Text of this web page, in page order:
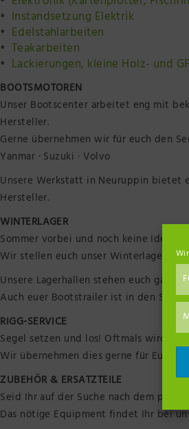
Instandsetzung Elektrik
Edelstahlarbeiten
Teakarbeiten
Lackierungen, kleine Holz- und
BOOTSMOTOREN
Unser Bootscenter arbeitet eng mit
Hersteller.
Gerne übernehmen wir für euch den
Yanmar · Suzuki · Volvo
Unsere Werkstatt in Neuruppin bietet
Hersteller.
WINTERLAGER
Sommer vorbei und noch keine Idee,
Wir stellen euch unser Winterlager
Unsere Lagerhallen stehen euch
Auch euer Bootstrailer ist in den
RIGG-SERVICE
Segel setzen und los! Oftmals wird
Wir übernehmen dies gerne für Euch.
ZUBEHÖR & ERSATZTEILE
Seid Ihr auf der Suche nach dem
Das nötige Equipment findet Ihr bei